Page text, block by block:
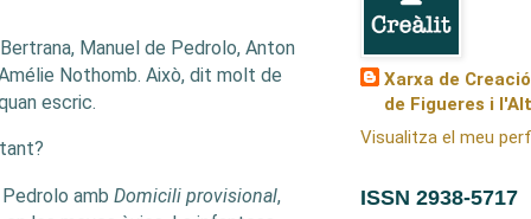
Manuel de Pedrolo, Anton
Nothomb. Això, dit molt de
escric.
amb Domicili provisional,
Xarxa de
de Figueres i
Visualitza el meu
ISSN 2938-5717